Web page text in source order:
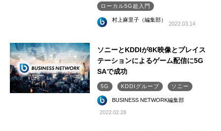
ローカル5G超入門
村上麻里子（編集部）
2022.03.14
ソニーとKDDIが8K映像とプレイス
テーションによるゲーム配信に5G
SAで成功
5G KDDIグループ ソニー
BUSINESS NETWORK編集部
2022.02.28